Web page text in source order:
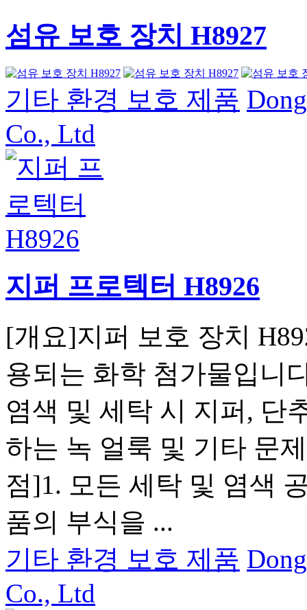
섬유 보호 장치 H8927
기타 환경 보호 제품
Co., Ltd
지퍼 프로텍터 H8926
[개요]지퍼 보호 장치
용되는 화학 첨가물입니
염색 및 세탁 시 지퍼, 단
하는 녹 얼룩 및 기타 문
점]1. 모든 세탁 및 염색
품의 부식을 ...
기타 환경 보호 제품
Co., Ltd